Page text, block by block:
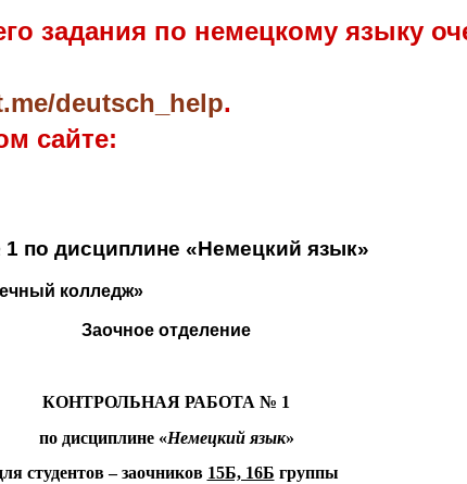
задания по немецкому языку
deutsch_help.
сайте:
по дисциплине «Немецкий язык»
колледж»
Заочное отделение
КОНТРОЛЬНАЯ РАБОТА № 1
по дисциплине «Немецкий язык»
студентов – заочников 15Б, 16Б группы